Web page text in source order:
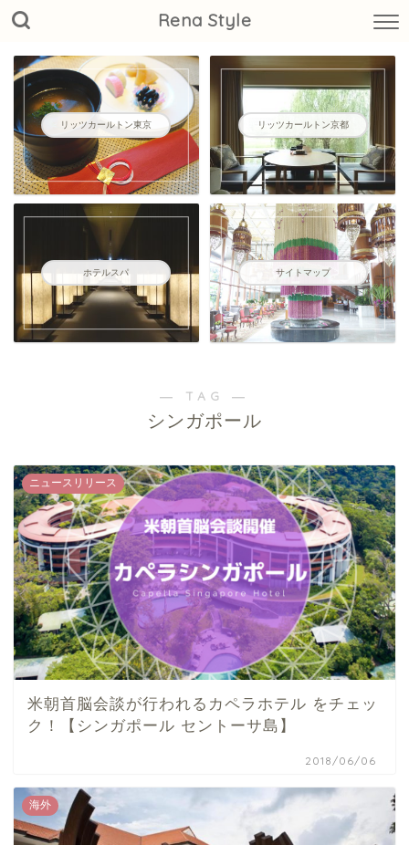
Rena Style
リッツカールトン東京 リッツカールトン京都
ホテルスパ サイトマップ
― TAG ―
シンガポール
ニュースリリース
米朝首脳会談が行われるカペラホテル をチェッ
ク！【シンガポール セントーサ島】
2018/06/06
海外